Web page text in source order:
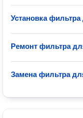
Установка
Ремонт фильтра
Замена фильтра